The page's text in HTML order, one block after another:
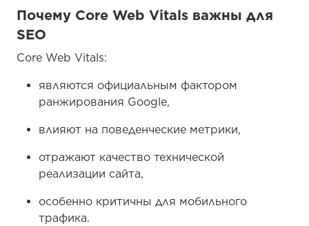
Почему Core Web Vitals важны для
SEO
Core Web Vitals:
являются официальным фактором
ранжирования Google,
влияют на поведенческие метрики,
отражают качество технической
реализации сайта,
особенно критичны для мобильного
трафика.